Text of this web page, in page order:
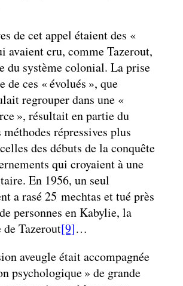
de cet appel étaient des «
avaient cru, comme Tazerout,
du système colonial. La prise
de ces « évolués », que
regrouper dans une «
», résultait en partie du
méthodes répressives plus
des débuts de la conquête
qui croyaient à une
En 1956, un seul
a rasé 25 mechtas et tué près
personnes en Kabylie, la
Tazerout[9]…
aveugle était accompagnée
psychologique » de grande